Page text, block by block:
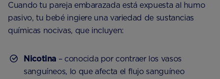
Cuando tu pareja embarazada está expuesta al humo
pasivo, tu bebé ingiere una variedad de sustancias
químicas nocivas, que incluyen:
Nicotina – conocida por contraer los vasos
sanguíneos, lo que afecta el flujo sanguíneo